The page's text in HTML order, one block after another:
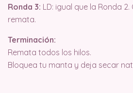
Ronda 3: LD: igual que la Ronda
remata.
Terminación:
Remata todos los hilos.
Bloquea tu manta y deja secar